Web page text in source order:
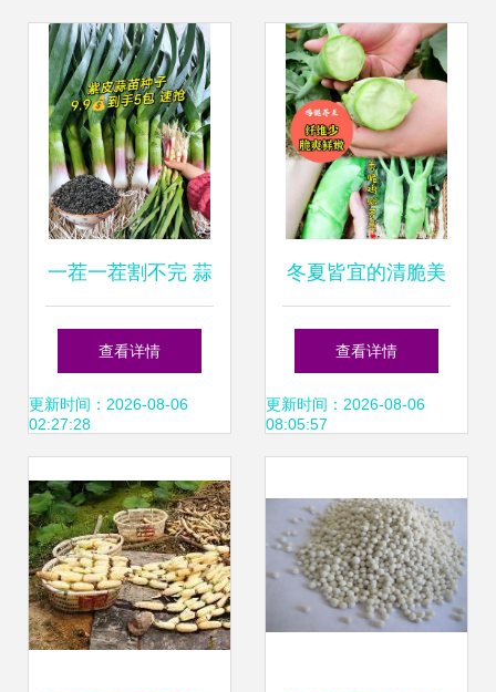
一茬一茬割不完 蒜
苗的四季种植指南
查看详情
更新时间：2026-08-06
02:27:28
冬夏皆宜的清脆美
味 鸡腿芥兰，打造
您的四季私家菜园
查看详情
更新时间：2026-08-06
08:05:57